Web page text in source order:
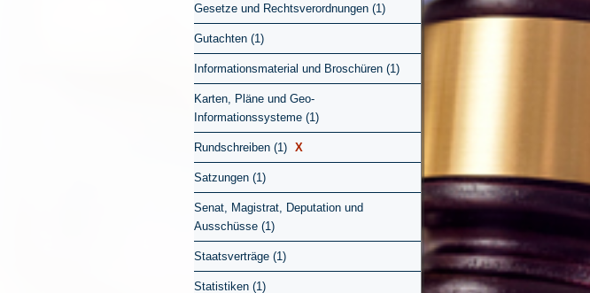
Gesetze und Rechtsverordnungen (1)
Gutachten (1)
Informationsmaterial und Broschüren (1)
Karten, Pläne und Geo-
Informationssysteme (1)
Rundschreiben (1) X
Satzungen (1)
Senat, Magistrat, Deputation und
Ausschüsse (1)
Staatsverträge (1)
Statistiken (1)